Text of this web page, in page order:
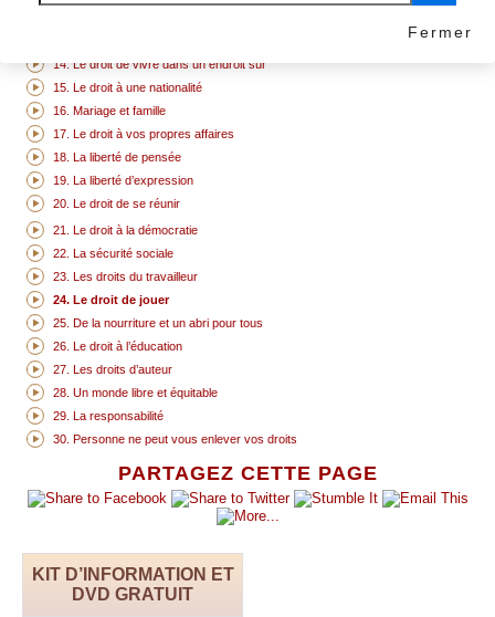
PARTAGEZ CETTE PAGE
KIT D’INFORMATION ET
DVD GRATUIT
14. Le droit de vivre dans un endroit sûr
15. Le droit à une nationalité
16. Mariage et famille
17. Le droit à vos propres affaires
18. La liberté de pensée
19. La liberté d’expression
20. Le droit de se réunir
21. Le droit à la démocratie
22. La sécurité sociale
23. Les droits du travailleur
24. Le droit de jouer
25. De la nourriture et un abri pour tous
26. Le droit à l’éducation
27. Les droits d’auteur
28. Un monde libre et équitable
29. La responsabilité
30. Personne ne peut vous enlever vos droits
Fermer